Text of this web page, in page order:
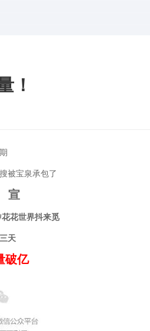
！
被宝泉承包了
花世界抖来觅
天
破亿